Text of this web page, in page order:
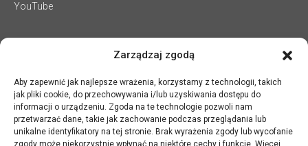
Zarządzaj zgodą
Aby zapewnić jak najlepsze wrażenia, korzystamy z technologii, takich
jak pliki cookie, do przechowywania i/lub uzyskiwania dostępu do
informacji o urządzeniu. Zgoda na te technologie pozwoli nam
przetwarzać dane, takie jak zachowanie podczas przeglądania lub
unikalne identyfikatory na tej stronie. Brak wyrażenia zgody lub wycofanie
zgody może niekorzystnie wpłynąć na niektóre cechy i funkcje. Więcej
YouTube